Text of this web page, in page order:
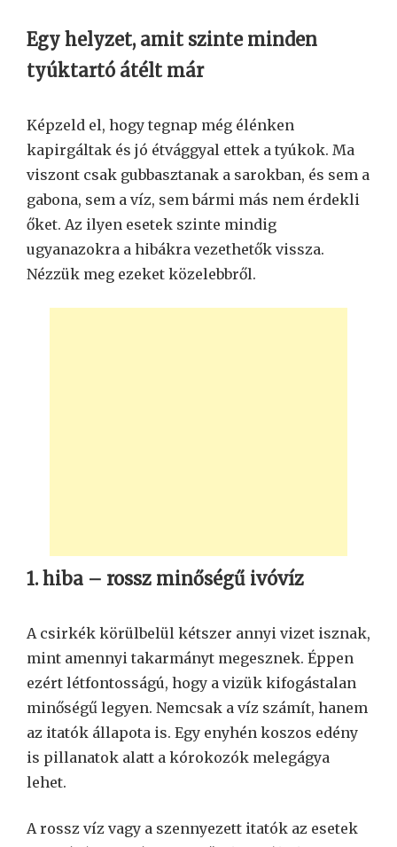
Egy helyzet, amit szinte minden
tyúktartó átélt már
Képzeld el, hogy tegnap még élénken
kapirgáltak és jó étvággyal ettek a tyúkok. Ma
viszont csak gubbasztanak a sarokban, és sem a
gabona, sem a víz, sem bármi más nem érdekli
őket. Az ilyen esetek szinte mindig
ugyanazokra a hibákra vezethetők vissza.
Nézzük meg ezeket közelebbről.
1. hiba – rossz minőségű ivóvíz
A csirkék körülbelül kétszer annyi vizet isznak,
mint amennyi takarmányt megesznek. Éppen
ezért létfontosságú, hogy a vizük kifogástalan
minőségű legyen. Nemcsak a víz számít, hanem
az itatók állapota is. Egy enyhén koszos edény
is pillanatok alatt a kórokozók melegágya
lehet.
A rossz víz vagy a szennyezett itatók az esetek